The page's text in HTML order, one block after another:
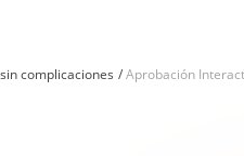
complicaciones Aprobación